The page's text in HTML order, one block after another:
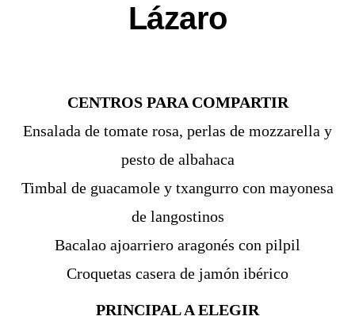
Lázaro
CENTROS PARA COMPARTIR
Ensalada de tomate rosa, perlas de mozzarella y
pesto de albahaca
Timbal de guacamole y txangurro con mayonesa
de langostinos
Bacalao ajoarriero aragonés con pilpil
Croquetas casera de jamón ibérico
PRINCIPAL A ELEGIR